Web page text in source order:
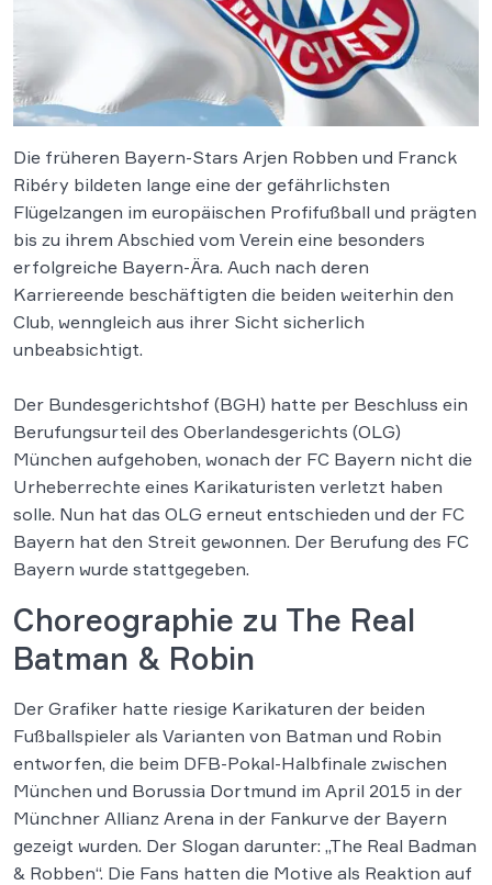
Die früheren Bayern-Stars Arjen Robben und Franck
Ribéry bildeten lange eine der gefährlichsten
Flügelzangen im europäischen Profifußball und prägten
bis zu ihrem Abschied vom Verein eine besonders
erfolgreiche Bayern-Ära. Auch nach deren
Karriereende beschäftigten die beiden weiterhin den
Club, wenngleich aus ihrer Sicht sicherlich
unbeabsichtigt.
Der Bundesgerichtshof (BGH) hatte per Beschluss ein
Berufungsurteil des Oberlandesgerichts (OLG)
München aufgehoben, wonach der FC Bayern nicht die
Urheberrechte eines Karikaturisten verletzt haben
solle. Nun hat das OLG erneut entschieden und der FC
Bayern hat den Streit gewonnen. Der Berufung des FC
Bayern wurde stattgegeben.
Choreographie zu The Real
Batman & Robin
Der Grafiker hatte riesige Karikaturen der beiden
Fußballspieler als Varianten von Batman und Robin
entworfen, die beim DFB-Pokal-Halbfinale zwischen
München und Borussia Dortmund im April 2015 in der
Münchner Allianz Arena in der Fankurve der Bayern
gezeigt wurden. Der Slogan darunter: „The Real Badman
& Robben“. Die Fans hatten die Motive als Reaktion auf